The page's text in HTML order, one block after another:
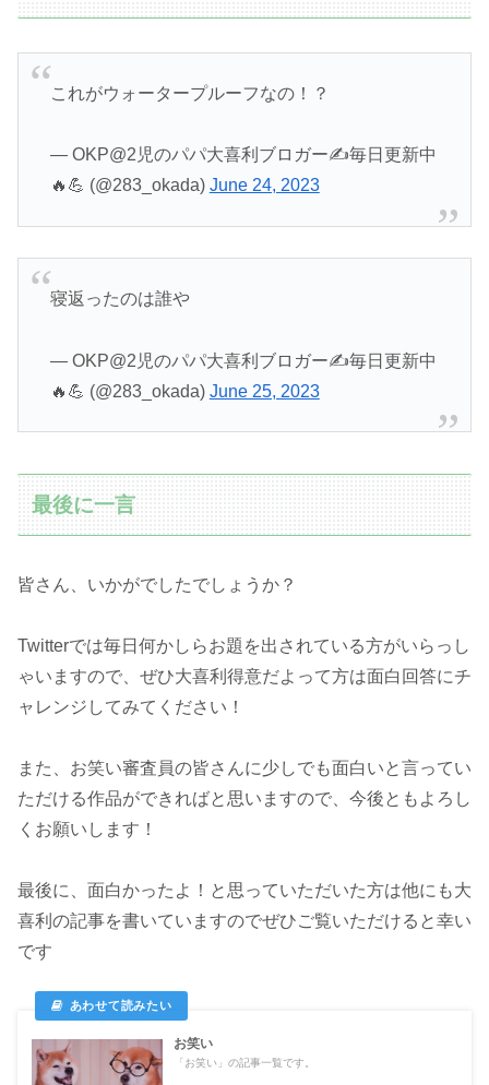
これがウォータープルーフなの！？
— OKP@2児のパパ大喜利ブロガー✍️毎日更新中
🔥💪 (@283_okada) June 24, 2023
寝返ったのは誰や
— OKP@2児のパパ大喜利ブロガー✍️毎日更新中
🔥💪 (@283_okada) June 25, 2023
最後に一言
皆さん、いかがでしたでしょうか？
Twitterでは毎日何かしらお題を出されている方がいらっし
ゃいますので、ぜひ大喜利得意だよって方は面白回答にチ
ャレンジしてみてください！
また、お笑い審査員の皆さんに少しでも面白いと言ってい
ただける作品ができればと思いますので、今後ともよろし
くお願いします！
最後に、面白かったよ！と思っていただいた方は他にも大
喜利の記事を書いていますのでぜひご覧いただけると幸い
です
お笑い
「お笑い」の記事一覧です。